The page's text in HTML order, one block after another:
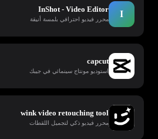
I
InShot - Video Editor
محرر فيديو احترافي بلمسة أنيقة
capcut
استوديو مونتاج سينمائي في جيبك
wink video retouching tool
محرر فيديو ذكي لتجميل اللقطات